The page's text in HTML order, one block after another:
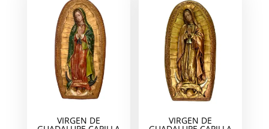
VIRGEN DE VIRGEN DE